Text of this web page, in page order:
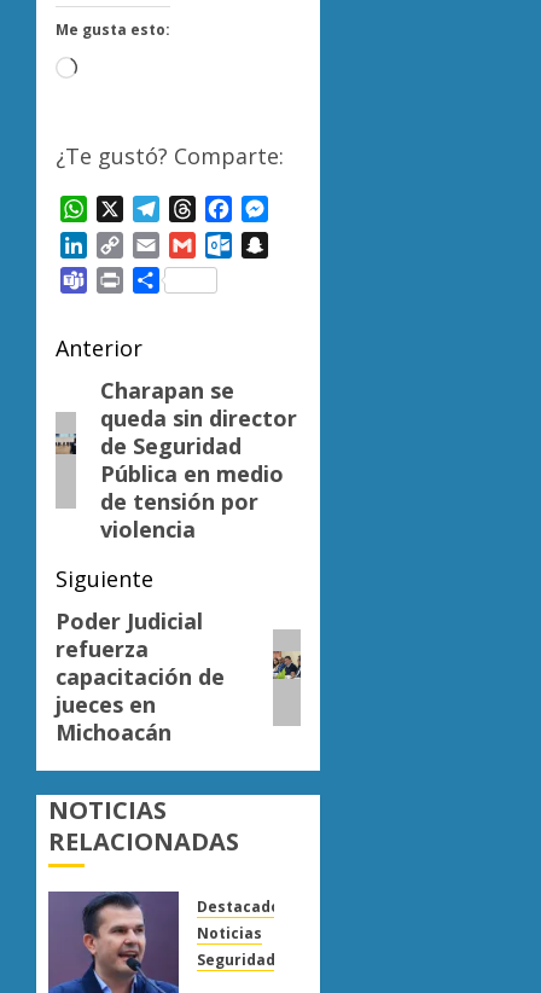
Me gusta esto:
Cargando...
¿Te gustó? Comparte:
WhatsAppTelegram
ThreadsFacebook
LinkedIn
Copy
Link
Email GmailOutlook.com
TeamsPrintCompartir
Navegación
de
entradas
Anterior
Entrada
anterior:
Charapan se
queda sin director
de Seguridad
Pública en medio
de tensión por
violencia
Siguiente
Siguiente
entrada:
Poder Judicial
refuerza
capacitación de
jueces en
Michoacán
NOTICIAS
RELACIONADAS
Destacado
Noticias
Seguridad